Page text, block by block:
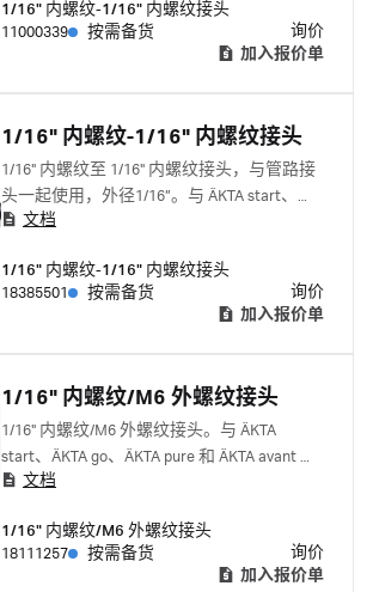
18111255 窄头 1/16" 外螺纹指拧接头
18117263
1/16" 内螺纹-1/16" 内螺纹接头
11000339
按需备货
询价
加入报价单
1/16" 内螺纹-1/16" 内螺纹接头
1/16" 内螺纹至 1/16" 内螺纹接头，与管路接
头一起使用，外径1/16”。与 ÄKTA start、
ÄKTA go、ÄKTA pure 和 ÄKTA avant 配套使
文档
1/16" 内螺纹-1/16" 内螺纹接头
18385501
按需备货
询价
加入报价单
1/16" 内螺纹/M6 外螺纹接头
1/16" 内螺纹/M6 外螺纹接头。与 ÄKTA
start、ÄKTA go、ÄKTA pure 和 ÄKTA avant 配
套使用。 与下列一起使用: 1/16"外螺纹指拧
18117263
文档
1/16" 内螺纹/M6 外螺纹接头
18111257
按需备货
询价
加入报价单